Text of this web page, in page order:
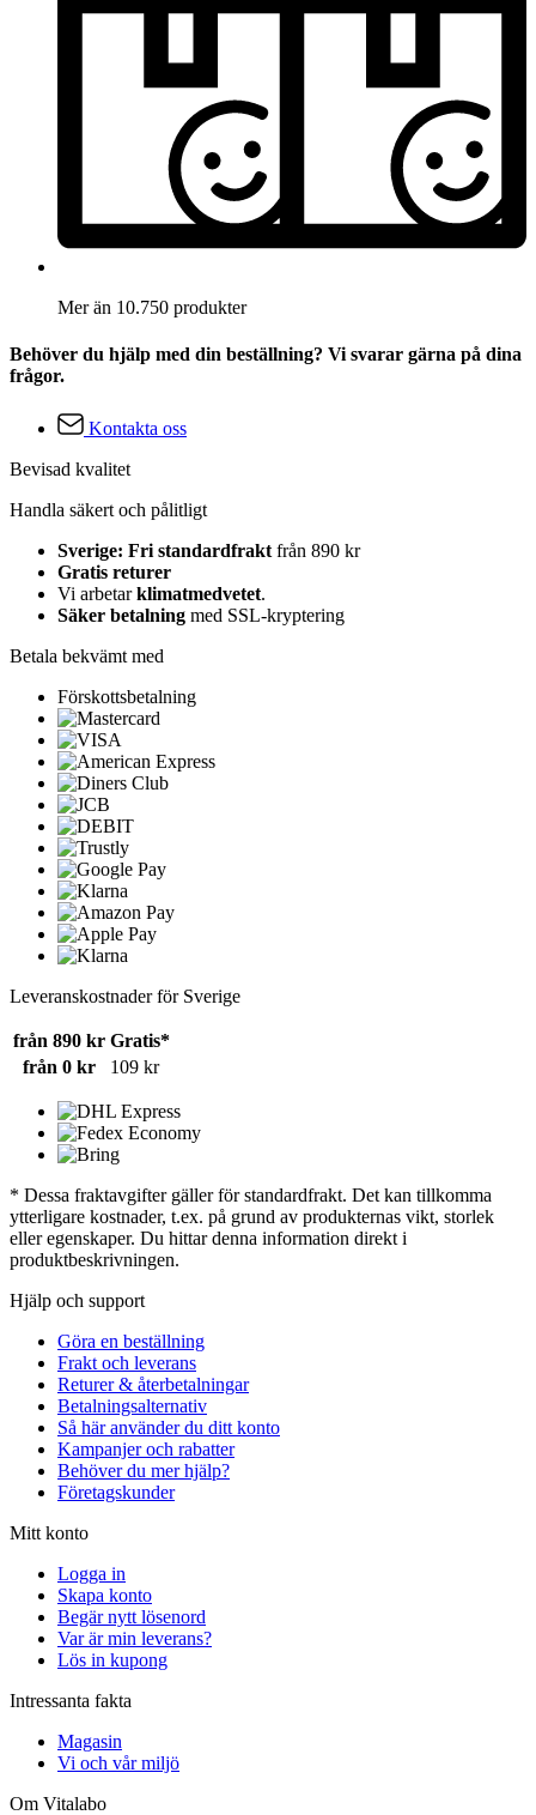
Mer än 10.750 produkter
Behöver du hjälp med din beställning? Vi svarar gärna på dina
frågor.
Kontakta oss
Bevisad kvalitet
Handla säkert och pålitligt
Sverige: Fri standardfrakt från 890 kr
Gratis returer
Vi arbetarklimatmedvetet.
Säker betalning med SSL-kryptering
Betala bekvämt med
Förskottsbetalning
Leveranskostnader för Sverige
från 890 kr Gratis*
från 0 kr
109 kr
* Dessa fraktavgifter gäller för standardfrakt. Det kan tillkomma
ytterligare kostnader, t.ex. på grund av produkternas vikt, storlek
eller egenskaper. Du hittar denna information direkt i
produktbeskrivningen.
Hjälp och support
Göra en beställning
Frakt och leverans
Returer & återbetalningar
Betalningsalternativ
Så här använder du ditt konto
Kampanjer och rabatter
Behöver du mer hjälp?
Företagskunder
Mitt konto
Logga in
Skapa konto
Begär nytt lösenord
Var är min leverans?
Lös in kupong
Intressanta fakta
Magasin
Vi och vår miljö
Om Vitalabo